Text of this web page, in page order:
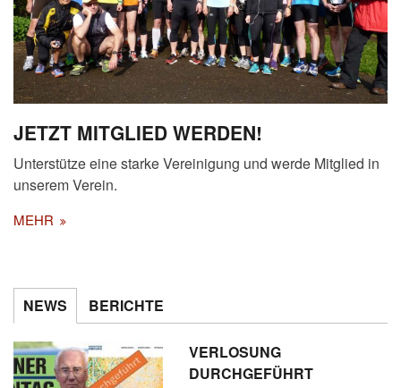
JETZT MITGLIED WERDEN!
Unterstütze eine starke Vereinigung und werde Mitglied in
unserem Verein.
MEHR
NEWS BERICHTE
VERLOSUNG
DURCHGEFÜHRT